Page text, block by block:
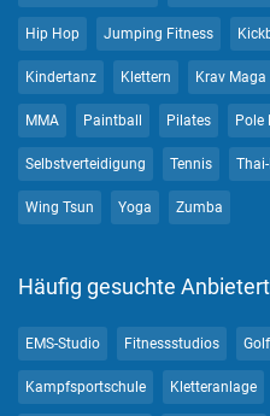
Hip Hop Jumping Fitness
Kindertanz Klettern Krav Maga
MMA Paintball Pilates Pole
Selbstverteidigung Tennis
Wing Tsun Yoga Zumba
Häufig gesuchte
EMS-Studio Fitnessstudios
Kampfsportschule Kletteranlage